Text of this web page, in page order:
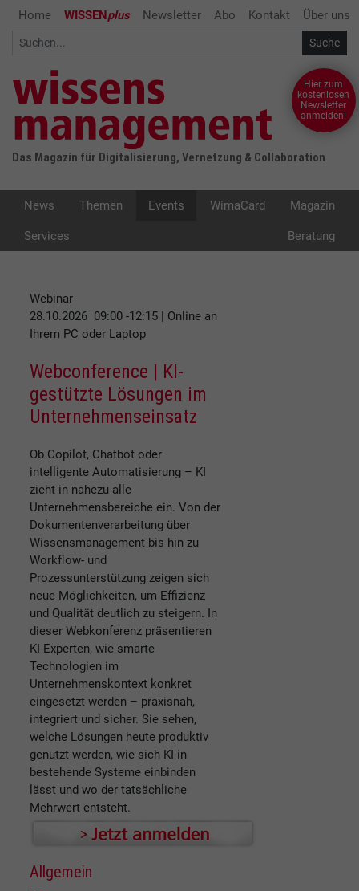
Home WISSENplus Newsletter Abo Kontakt Über uns
Das Magazin für Digitalisierung, Vernetzung & Collaboration
Hier zum
kostenlosen
Newsletter
anmelden!
News Themen Events WimaCard Magazin
Services Beratung
Webinar
28.10.2026 09:00 -12:15 | Online an
Ihrem PC oder Laptop
Webconference | KI-
gestützte Lösungen im
Unternehmenseinsatz
Ob Copilot, Chatbot oder
intelligente Automatisierung – KI
zieht in nahezu alle
Unternehmensbereiche ein. Von der
Dokumentenverarbeitung über
Wissensmanagement bis hin zu
Workflow- und
Prozessunterstützung zeigen sich
neue Möglichkeiten, um Effizienz
und Qualität deutlich zu steigern. In
dieser Webkonferenz präsentieren
KI-Experten, wie smarte
Technologien im
Unternehmenskontext konkret
eingesetzt werden – praxisnah,
integriert und sicher. Sie sehen,
welche Lösungen heute produktiv
genutzt werden, wie sich KI in
bestehende Systeme einbinden
lässt und wo der tatsächliche
Mehrwert entsteht.
Allgemein